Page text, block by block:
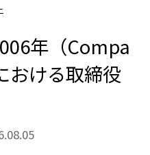
年（Compa
おける取締役